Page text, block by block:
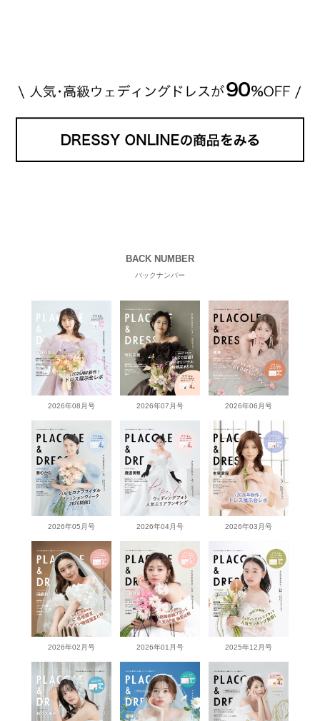
BACK NUMBER
バックナンバー
2026年08月号 2026年07月号 2026年06月号
2026年05月号 2026年04月号 2026年03月号
2026年02月号 2026年01月号 2025年12月号